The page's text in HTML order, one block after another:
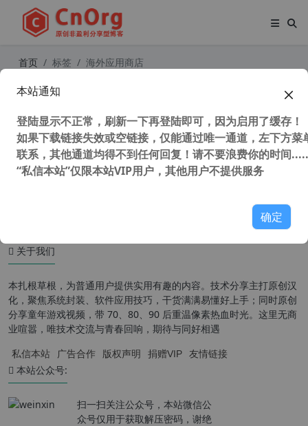
首页 标签 海外应用商店
关于我们
本扎根草根，为普通用户提供实用有趣的内容。技术分享主打原创汉
化，聚焦系统封装、软件应用技巧，干货满满易懂好上手；同时原创
分享童年游戏视频，带 70、80、90 后重温像素热血时光。这里无商
业喧嚣，唯技术交流与青春回响，期待与同好相遇
私信本站 广告合作 版权声明 捐赠VIP 友情链接
本站公众号:
扫一扫关注公众号，本站微信公
众号仅用于获取解压密码，谢绝
本站通知
登陆显示不正常，刷新一下再登陆即可，因为启用了缓存！
如果下载链接失效或空链接，仅能通过唯一通道，左下方菜
联系，其他通道均得不到任何回复！请不要浪费你的时间
“私信本站”仅限本站VIP用户，其他用户不提供服务
确定